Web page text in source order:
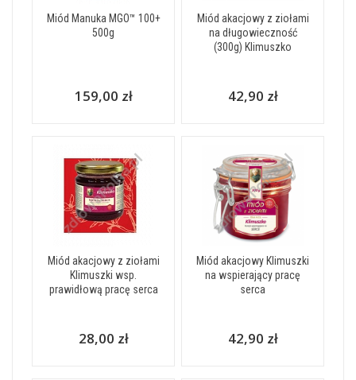
Miód Manuka MGO™ 100+
500g
159,00 zł
Miód akacjowy z ziołami
na długowieczność
(300g) Klimuszko
42,90 zł
Miód akacjowy z ziołami
Klimuszki wsp.
prawidłową pracę serca
28,00 zł
Miód akacjowy Klimuszki
na wspierający pracę
serca
42,90 zł